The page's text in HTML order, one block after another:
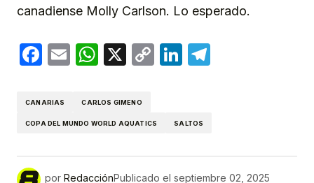
canadiense Molly Carlson. Lo esperado.
Facebook
EmailWhatsApp
X
CopyLinkedIn
CANARIAS CARLOS GIMENO
COPA DEL MUNDO WORLD AQUATICS SALTOS
por RedacciónPublicado el septiembre 02, 2025